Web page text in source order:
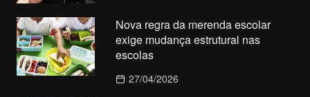
Nova regra da merenda escolar
exige mudança estrutural nas
escolas
27/04/2026